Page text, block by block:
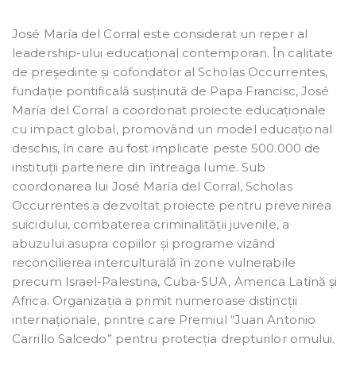
José María del Corral este considerat un reper al
leadership-ului educațional contemporan. În calitate
de președinte și cofondator al Scholas Occurrentes,
fundație pontificală susținută de Papa Francisc, José
María del Corral a coordonat proiecte educaționale
cu impact global, promovând un model educațional
deschis, în care au fost implicate peste 500.000 de
instituții partenere din întreaga lume. Sub
coordonarea lui José María del Corral, Scholas
Occurrentes a dezvoltat proiecte pentru prevenirea
suicidului, combaterea criminalității juvenile, a
abuzului asupra copiilor și programe vizând
reconcilierea interculturală în zone vulnerabile
precum Israel-Palestina, Cuba-SUA, America Latină și
Africa. Organizația a primit numeroase distincții
internaționale, printre care Premiul “Juan Antonio
Carrillo Salcedo” pentru protecția drepturilor omului.